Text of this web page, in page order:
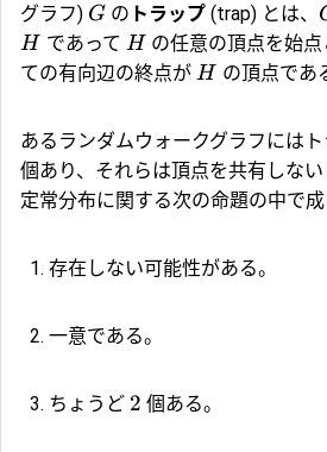
グラフ) G の トラップ (trap) とは、
H であって H の任意の頂点を始点
ての有向辺の終点が H の頂点であ
あるランダムウォークグラフには
個あり、それらは頂点を共有しな
定常分布に関する次の命題の中で
存在しない可能性がある。
一意である。
ちょうど 2 個ある。